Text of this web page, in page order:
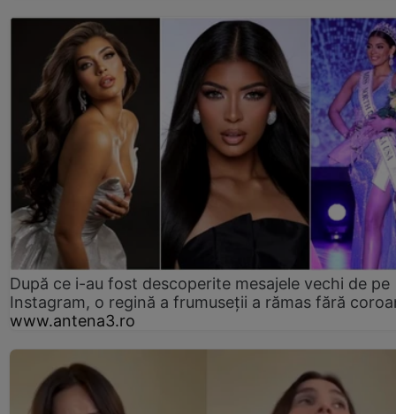
După ce i-au fost descoperite mesajele vechi de pe
Instagram, o regină a frumuseții a rămas fără
www.antena3.ro